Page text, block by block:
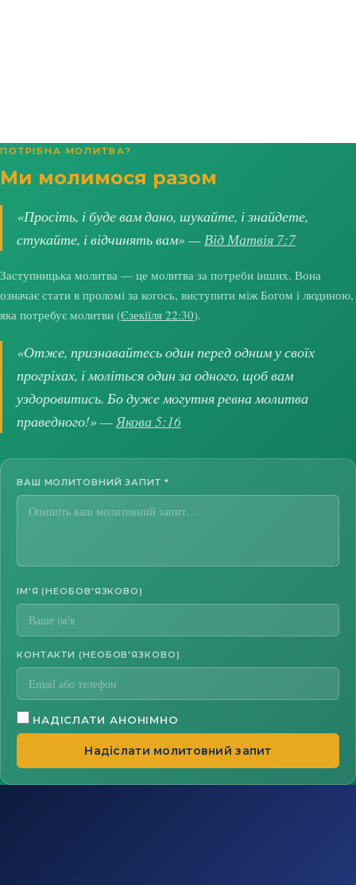
ПОТРІБНА МОЛИТВА?
Ми молимося разом
«Просіть, і буде вам дано, шукайте, і знайдете,
стукайте, і відчинять вам» —Від Матвія 7:7
Заступницька молитва — це молитва за потреби інших. Вона
означає стати в проломі за когось, виступити між Богом і людиною,
яка потребує молитви (Єзекіїля 22:30).
«Отже, признавайтесь один перед одним у своїх
прогріхах, і моліться один за одного, щоб вам
уздоровитись. Бо дуже могутня ревна молитва
праведного!» —Якова 5:16
ВАШ МОЛИТОВНИЙ ЗАПИТ *
ІМ'Я (НЕОБОВ'ЯЗКОВО)
КОНТАКТИ (НЕОБОВ'ЯЗКОВО)
НАДІСЛАТИ АНОНІМНО
Надіслати молитовний запит